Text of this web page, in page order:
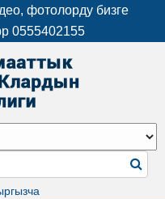
фотолорду бизге
0555402155